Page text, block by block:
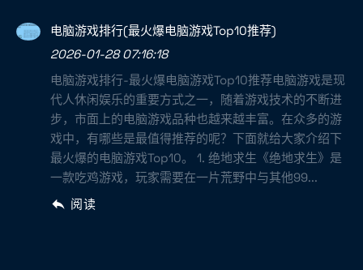
电脑游戏排行(最火爆电脑游戏Top10推荐)
2026-01-28 07:16:18
电脑游戏排行-最火爆电脑游戏Top10推荐电脑游戏是现
代人休闲娱乐的重要方式之一，随着游戏技术的不断进
步，市面上的电脑游戏品种也越来越丰富。在众多的游
戏中，有哪些是最值得推荐的呢？下面就给大家介绍下
最火爆的电脑游戏Top10。 1. 绝地求生《绝地求生》是
一款吃鸡游戏，玩家需要在一片荒野中与其他99...
阅读